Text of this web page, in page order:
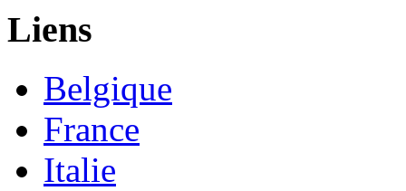
Liens
Belgique
France
Italie